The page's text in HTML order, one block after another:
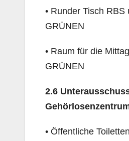
• Runder Tisch
GRÜNEN
• Raum für die
GRÜNEN
2.6
• Öffentliche